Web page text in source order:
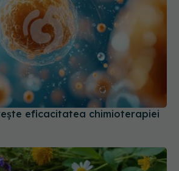
eficacitatea chimioterapiei